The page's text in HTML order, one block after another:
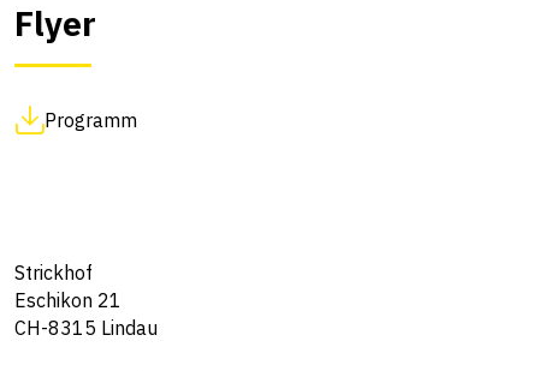
Flyer
Programm
Strickhof
Eschikon 21
CH-8315 Lindau